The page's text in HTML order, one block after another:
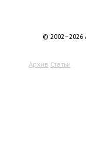
© 2002–2026
Архив Статьи